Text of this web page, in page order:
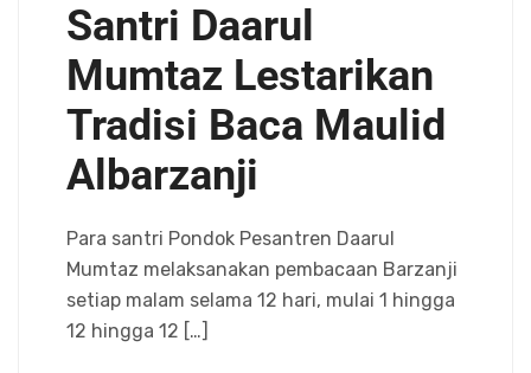
Santri Daarul
Mumtaz Lestarikan
Tradisi Baca Maulid
Albarzanji
Para santri Pondok Pesantren Daarul
Mumtaz melaksanakan pembacaan Barzanji
setiap malam selama 12 hari, mulai 1 hingga
12 hingga 12 […]